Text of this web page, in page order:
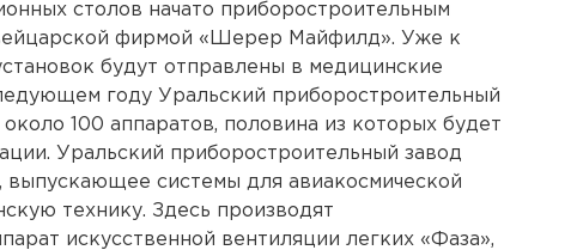
столов начато приборостроительным
фирмой «Шерер Майфилд». Уже к
будут отправлены в медицинские
году Уральский приборостроительный
100 аппаратов, половина из которых будет
Уральский приборостроительный завод
выпускающее системы для авиакосмической
технику. Здесь производят
искусственной вентиляции легких «Фаза»,